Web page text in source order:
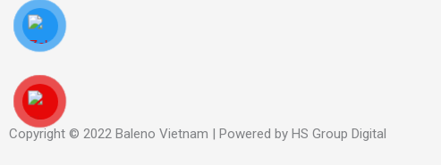
b
o
o
k
Copyright © 2022 Baleno Vietnam | Powered by HS Group Digital